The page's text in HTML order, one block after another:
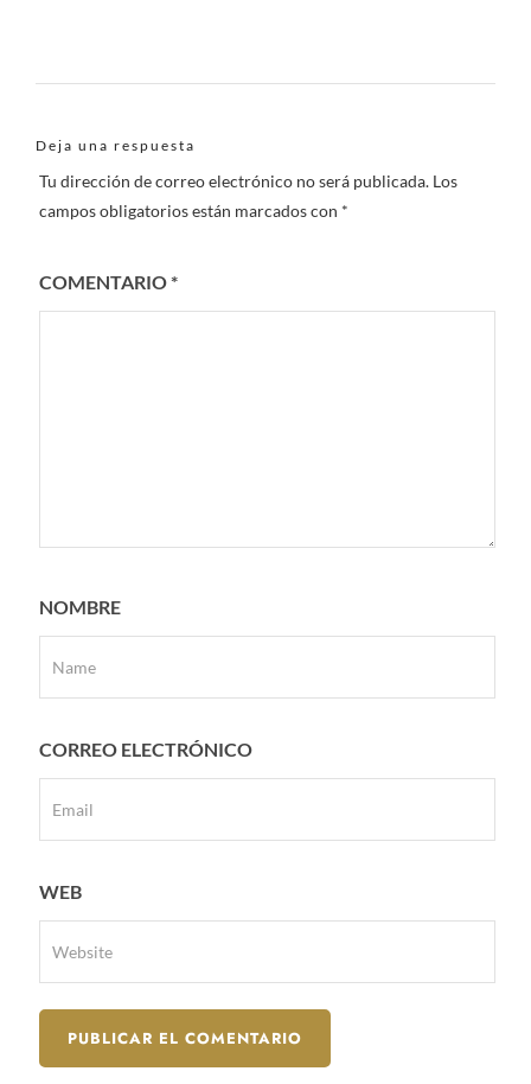
Deja una respuesta
Tu dirección de correo electrónico no será publicada. Los
campos obligatorios están marcados con *
COMENTARIO*
NOMBRE
CORREO ELECTRÓNICO
WEB